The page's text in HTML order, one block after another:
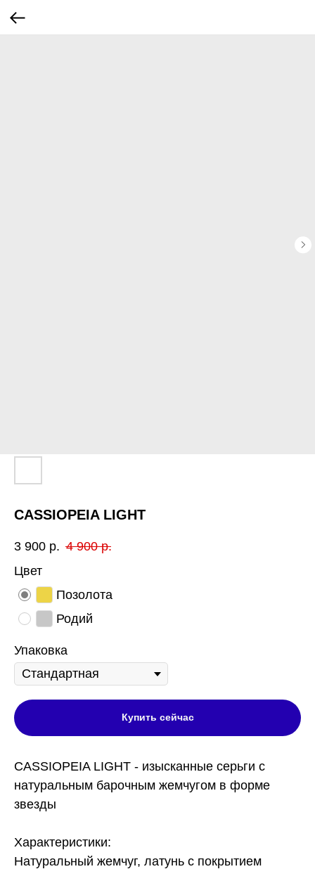
CASSIOPEIA LIGHT
3 900 р. 4 900 р.
Цвет
Позолота
Родий
Упаковка
Купить сейчас
CASSIOPEIA LIGHT - изысканные серьги с
натуральным барочным жемчугом в форме
звезды
Характеристики:
Натуральный жемчуг, латунь с покрытием